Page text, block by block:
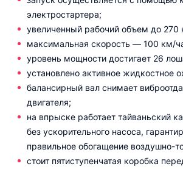
электростартера;
увеличенный рабочий объем до 270
максимальная скорость — 100 км/
уровень мощности достигает 26
установлено активное жидкостное
балансирный вал снимает
двигателя;
на впрыске работает тайваньский
без ускорительного насоса,
правильное обогащение воздушно-
стоит пятиступенчатая коробка